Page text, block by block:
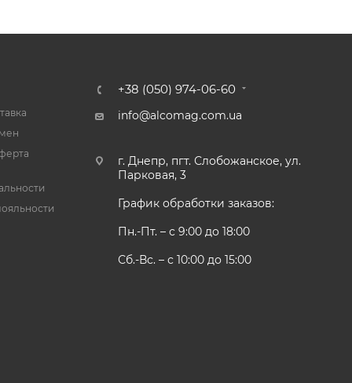
+38 (050) 974-06-60
info@alcomag.com.ua
г. Днепр, пгт. Слобожанское, ул.
Парковая, 3
График обработки заказов:
Пн.-Пт. – с 9:00 до 18:00
Сб.-Вс. – с 10:00 до 15:00